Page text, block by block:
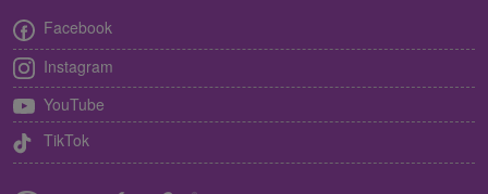
Facebook
Instagram
YouTube
TikTok